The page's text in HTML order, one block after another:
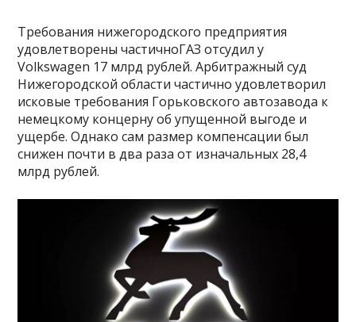
Требования нижегородского предприятия
удовлетворены частичноГАЗ отсудил у
Volkswagen 17 млрд рублей. Арбитражный суд
Нижегородской области частично удовлетворил
исковые требования Горьковского автозавода к
немецкому концерну об упущенной выгоде и
ущербе. Однако сам размер компенсации был
снижен почти в два раза от изначальных 28,4
млрд рублей.